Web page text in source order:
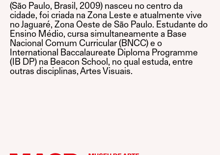
(São Paulo, Brasil, 2009) nasceu no centro da
cidade, foi criada na Zona Leste e atualmente vive
no Jaguaré, Zona Oeste de São Paulo. Estudante do
Ensino Médio, cursa simultaneamente a Base
Nacional Comum Curricular (BNCC) e o
International Baccalaureate Diploma Programme
(IB DP) na Beacon School, no qual estuda, entre
outras disciplinas, Artes Visuais.